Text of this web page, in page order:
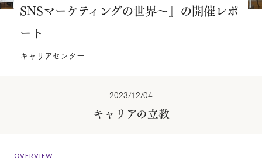
SNSマーケティングの世界～』の開催レポ
ート
キャリアセンター
2023/12/04
キャリアの立教
OVERVIEW